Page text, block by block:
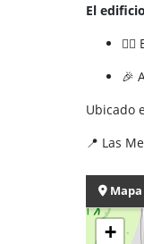
El
🎉
Ubicado
📍 Las
Mapa
+